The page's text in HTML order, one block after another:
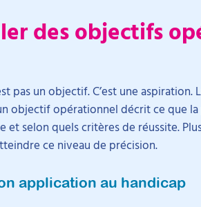
des objectifs
pas un objectif. C’est une
objectif opérationnel décrit ce que
selon quels critères de réussite.
ce niveau de précision.
application au handicap